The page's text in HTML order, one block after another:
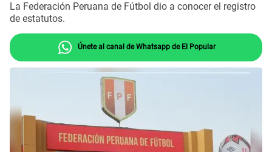
La Federación Peruana de Fútbol dio a conocer el registro
de estatutos.
Únete al canal de Whatsapp de El Popular